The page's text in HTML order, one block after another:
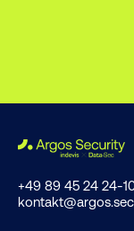
+49 89 45 24 24-